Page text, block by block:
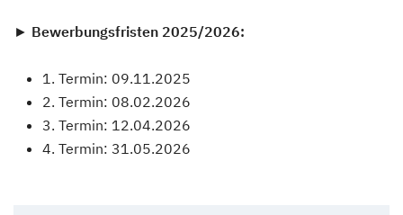
► Bewerbungsfristen 2025/2026:
1. Termin: 09.11.2025
2. Termin: 08.02.2026
3. Termin: 12.04.2026
4. Termin: 31.05.2026